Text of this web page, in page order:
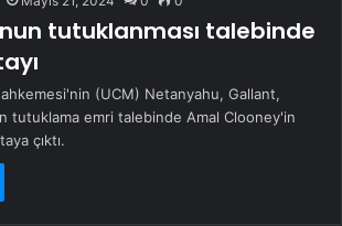
tutuklanması talebinde
(UCM) Netanyahu, Gallant,
tutuklama emri talebinde Amal Clooney'in
çıktı.